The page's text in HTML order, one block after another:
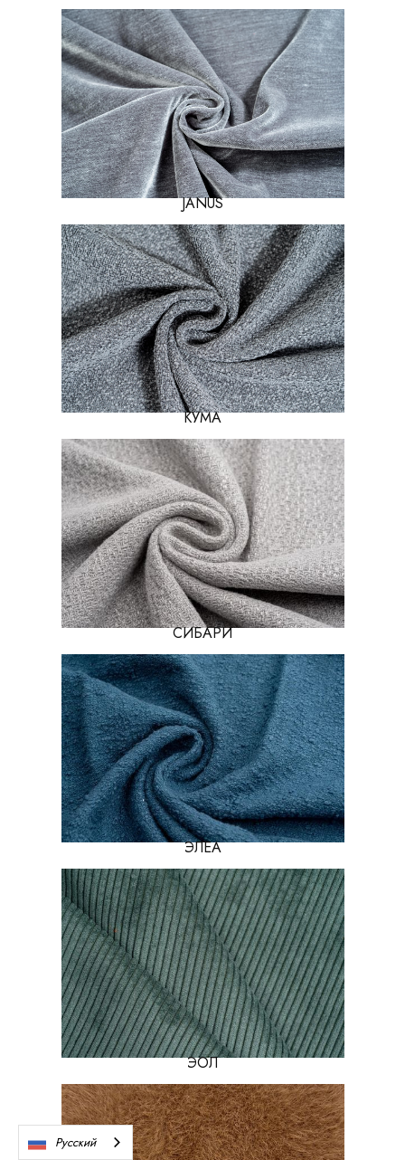
JANUS
КУМА
СИБАРИ
ЭЛЕА
ЭОЛ
Русский